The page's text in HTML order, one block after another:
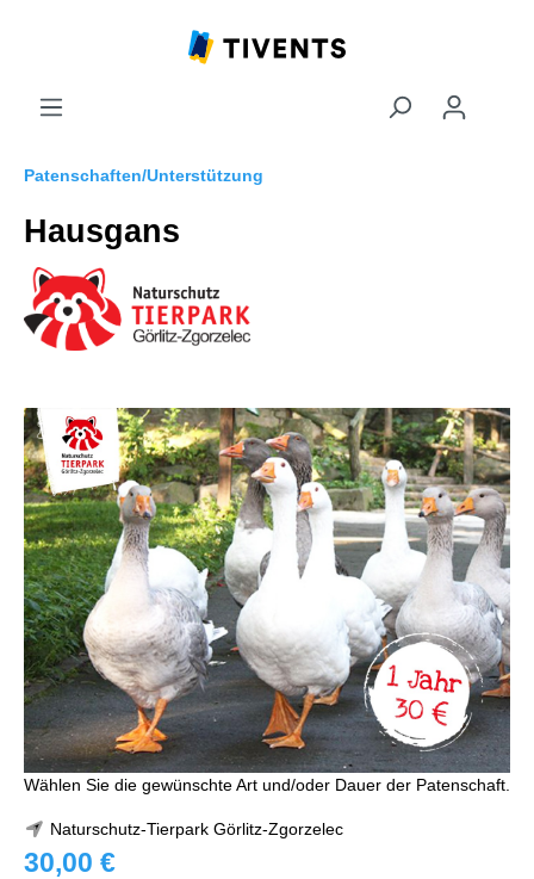
Patenschaften/Unterstützung
Hausgans
Wählen Sie die gewünschte Art und/oder Dauer der Patenschaft.
Naturschutz-Tierpark Görlitz-Zgorzelec
30,00 €